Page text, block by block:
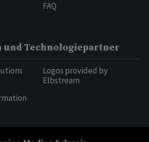
FAQ
und Technologiepartner
Logos provided by
Elbstream